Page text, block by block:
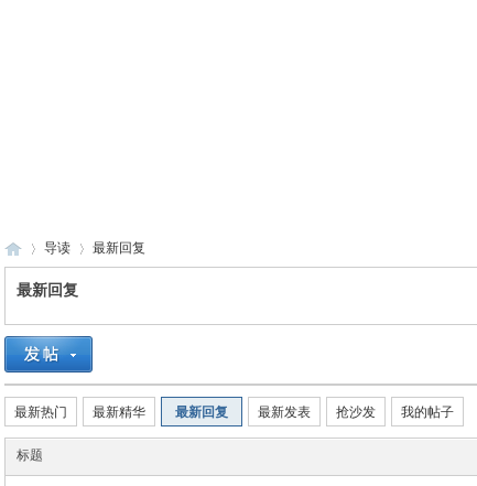
全 »
导读
›
最新回复
最新回复
最新热门 最新精华 最新回复 最新发表 抢沙发 我的帖子
标题